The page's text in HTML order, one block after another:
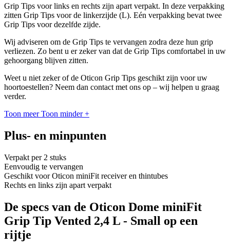
Grip Tips voor links en rechts zijn apart verpakt. In deze verpakking
zitten Grip Tips voor de linkerzijde (L). Eén verpakking bevat twee
Grip Tips voor dezelfde zijde.
Wij adviseren om de Grip Tips te vervangen zodra deze hun grip
verliezen. Zo bent u er zeker van dat de Grip Tips comfortabel in uw
gehoorgang blijven zitten.
Weet u niet zeker of de Oticon Grip Tips geschikt zijn voor uw
hoortoestellen? Neem dan contact met ons op – wij helpen u graag
verder.
Toon meer Toon minder +
Plus- en minpunten
Verpakt per 2 stuks
Eenvoudig te vervangen
Geschikt voor Oticon miniFit receiver en thintubes
Rechts en links zijn apart verpakt
De specs van de Oticon Dome miniFit
Grip Tip Vented 2,4 L - Small op een
rijtje